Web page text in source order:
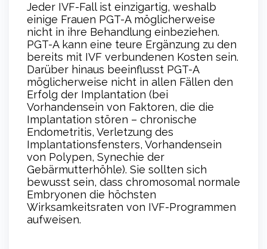
Jeder IVF-Fall ist einzigartig, weshalb
einige Frauen PGT-A möglicherweise
nicht in ihre Behandlung einbeziehen.
PGT-A kann eine teure Ergänzung zu den
bereits mit IVF verbundenen Kosten sein.
Darüber hinaus beeinflusst PGT-A
möglicherweise nicht in allen Fällen den
Erfolg der Implantation (bei
Vorhandensein von Faktoren, die die
Implantation stören – chronische
Endometritis, Verletzung des
Implantationsfensters, Vorhandensein
von Polypen, Synechie der
Gebärmutterhöhle). Sie sollten sich
bewusst sein, dass chromosomal normale
Embryonen die höchsten
Wirksamkeitsraten von IVF-Programmen
aufweisen.